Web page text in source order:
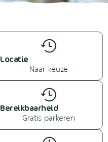
Locatie
Naar keuze
Bereikbaarheid
Gratis parkeren